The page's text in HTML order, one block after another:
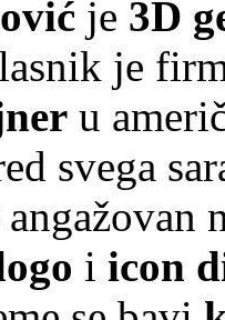
je 3D
je
u
svega
i icon